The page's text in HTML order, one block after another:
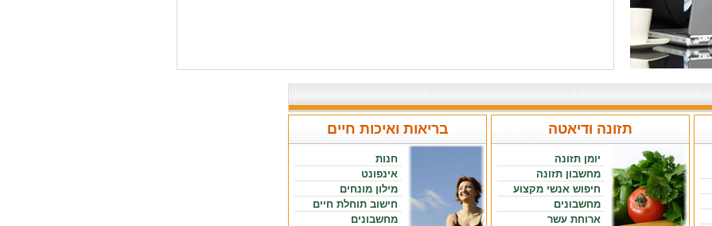
תזונה ודיאטה
יומן תזונה
מחשבון תזונה
חיפוש אנשי מקצוע
מחשבונים
ארוחת עשר
בריאות ואיכות חיים
חנות
אינפונט
מילון מונחים
חישוב תוחלת חיים
מחשבונים